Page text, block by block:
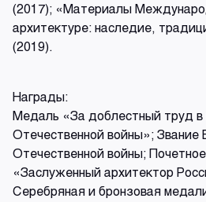
(2017); «Материалы
архитектуре: наследие,
(2019).
Награды:
Медаль «За доблестный труд в
Отечественной войны»; Звание
Отечественной войны;
«Заслуженный архитектор
Серебряная и бронзовая